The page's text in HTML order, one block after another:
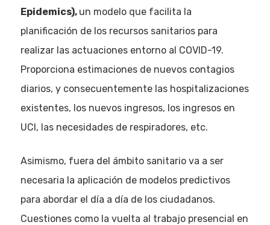
Epidemics), un modelo que facilita la
planificación de los recursos sanitarios para
realizar las actuaciones entorno al COVID-19.
Proporciona estimaciones de nuevos contagios
diarios, y consecuentemente las hospitalizaciones
existentes, los nuevos ingresos, los ingresos en
UCI, las necesidades de respiradores, etc.
Asimismo, fuera del ámbito sanitario va a ser
necesaria la aplicación de modelos predictivos
para abordar el día a día de los ciudadanos.
Cuestiones como la vuelta al trabajo presencial en